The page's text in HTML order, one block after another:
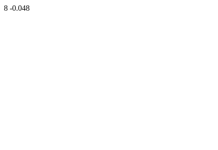
8 -0.048